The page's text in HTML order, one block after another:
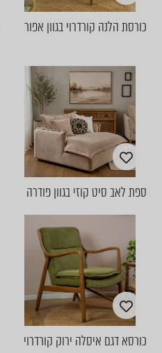
כורסת הלנה קורדרוי בגוון אפור
ספת לאב סיט קוזי בגוון פודרה
כורסא דגם איסלה ירוק קורדרוי